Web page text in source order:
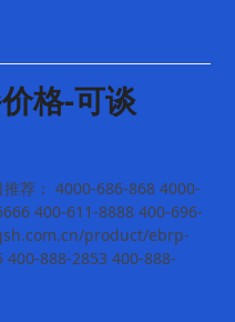
格-可谈
荐： 4000-686-868 4000-
400-611-8888 400-696-
product/ebrp-
888-2853 400-888-